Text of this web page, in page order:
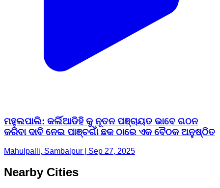
ମହୁଲପାଲି: କର୍ଲିଆଡିହି କୁ ନୂତନ ପଞ୍ଚାୟତ ଭାବେ ଗଠନ
କରିବା ଦାବି ନେଇ ପାଞ୍ଚଗାଁ ଛକ ଠାରେ ଏକ ବୈଠକ ଅନୁଷ୍ଠିତ
Mahulpalli, Sambalpur | Sep 27, 2025
Nearby Cities